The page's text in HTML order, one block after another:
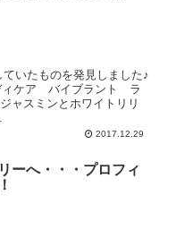
いたものを発見しました♪
ィケア バイブラント ラ
ャスミンとホワイトリリ
2017.12.29
ーへ・・・プロフィ